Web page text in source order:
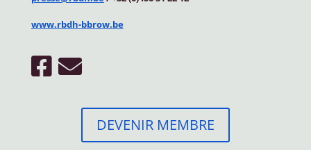
www.rbdh-bbrow.be
DEVENIR MEMBRE